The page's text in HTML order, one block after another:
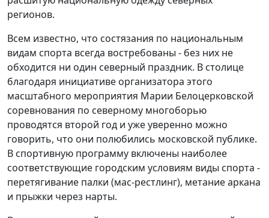
регионов.
Всем известно, что состязания по национальным
видам спорта всегда востребованы - без них не
обходится ни один северный праздник. В столице
благодаря инициативе организатора этого
масштабного мероприятия Марии Белоцерковской
соревнования по северному многоборью
проводятся второй год и уже уверенно можно
говорить, что они полюбились московской публике.
В спортивную программу включены наиболее
соответствующие городским условиям виды спорта -
перетягивание палки (мас-рестлинг), метание аркана
и прыжки через нарты.